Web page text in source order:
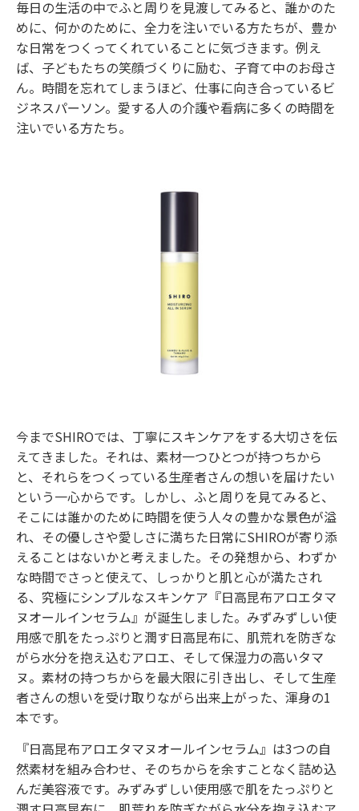
毎日の生活の中でふと周りを見渡してみると、誰かのた
めに、何かのために、全力を注いでいる方たちが、豊か
な日常をつくってくれていることに気づきます。例え
ば、子どもたちの笑顔づくりに励む、子育て中のお母さ
ん。時間を忘れてしまうほど、仕事に向き合っているビ
ジネスパーソン。愛する人の介護や看病に多くの時間を
注いでいる方たち。
今までSHIROでは、丁寧にスキンケアをする大切さを伝
えてきました。それは、素材一つひとつが持つちから
と、それらをつくっている生産者さんの想いを届けたい
という一心からです。しかし、ふと周りを見てみると、
そこには誰かのために時間を使う人々の豊かな景色が溢
れ、その優しさや愛しさに満ちた日常にSHIROが寄り添
えることはないかと考えました。その発想から、わずか
な時間でさっと使えて、しっかりと肌と心が満たされ
る、究極にシンプルなスキンケア『日高昆布アロエタマ
ヌオールインセラム』が誕生しました。みずみずしい使
用感で肌をたっぷりと潤す日高昆布に、肌荒れを防ぎな
がら水分を抱え込むアロエ、そして保湿力の高いタマ
ヌ。素材の持つちからを最大限に引き出し、そして生産
者さんの想いを受け取りながら出来上がった、渾身の1
本です。
『日高昆布アロエタマヌオールインセラム』は3つの自
然素材を組み合わせ、そのちからを余すことなく詰め込
んだ美容液です。みずみずしい使用感で肌をたっぷりと